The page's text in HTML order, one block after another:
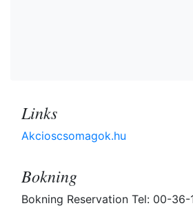
Links
Akcioscsomagok.hu
Bokning
Bokning Reservation Tel: 00-36-